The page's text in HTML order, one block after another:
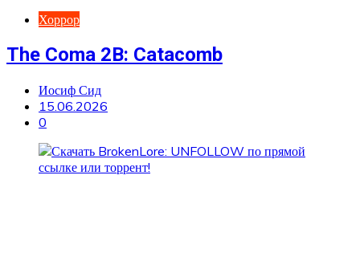
Хоррор
The Coma 2B: Catacomb
Иосиф Сид
15.06.2026
0